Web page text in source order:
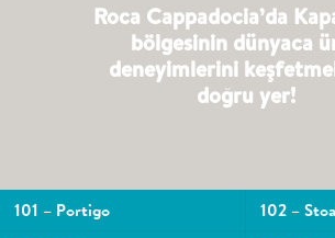
Roca Cappadocia’da
bölgesinin dünyaca
deneyimlerini
doğru yer!
101 – Portigo
102 – Stoa